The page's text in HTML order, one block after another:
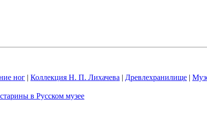
ног | Коллекция Н. П. Лихачева | Древлехранилище |
в Русском музее